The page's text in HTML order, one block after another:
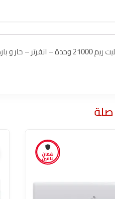
– حار و بارد
ضمان
عامين